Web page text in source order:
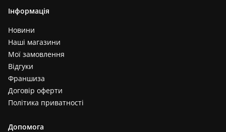
Інформація
Новини
Наші магазини
Мої замовлення
Відгуки
Франшиза
Договір оферти
Політика приватності
Допомога